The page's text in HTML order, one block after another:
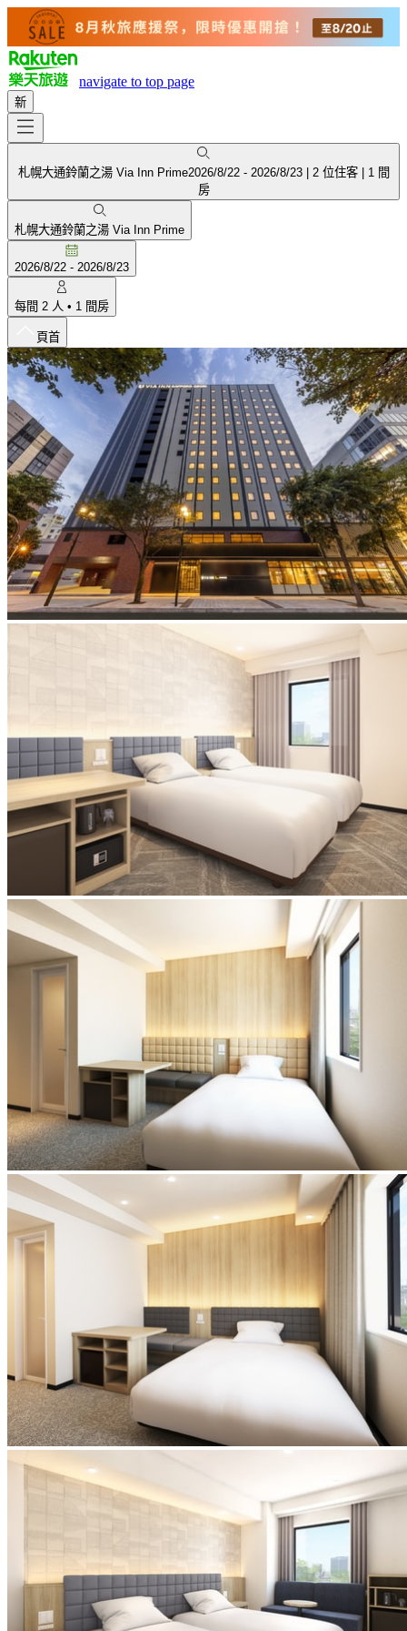
navigate to top page
新
札幌大通鈴蘭之湯 Via Inn Prime2026/8/22- 2026/8/23| 2 位住客| 1 間
房
札幌大通鈴蘭之湯 Via Inn Prime
2026/8/22 - 2026/8/23
每間 2 人 • 1 間房
頁首